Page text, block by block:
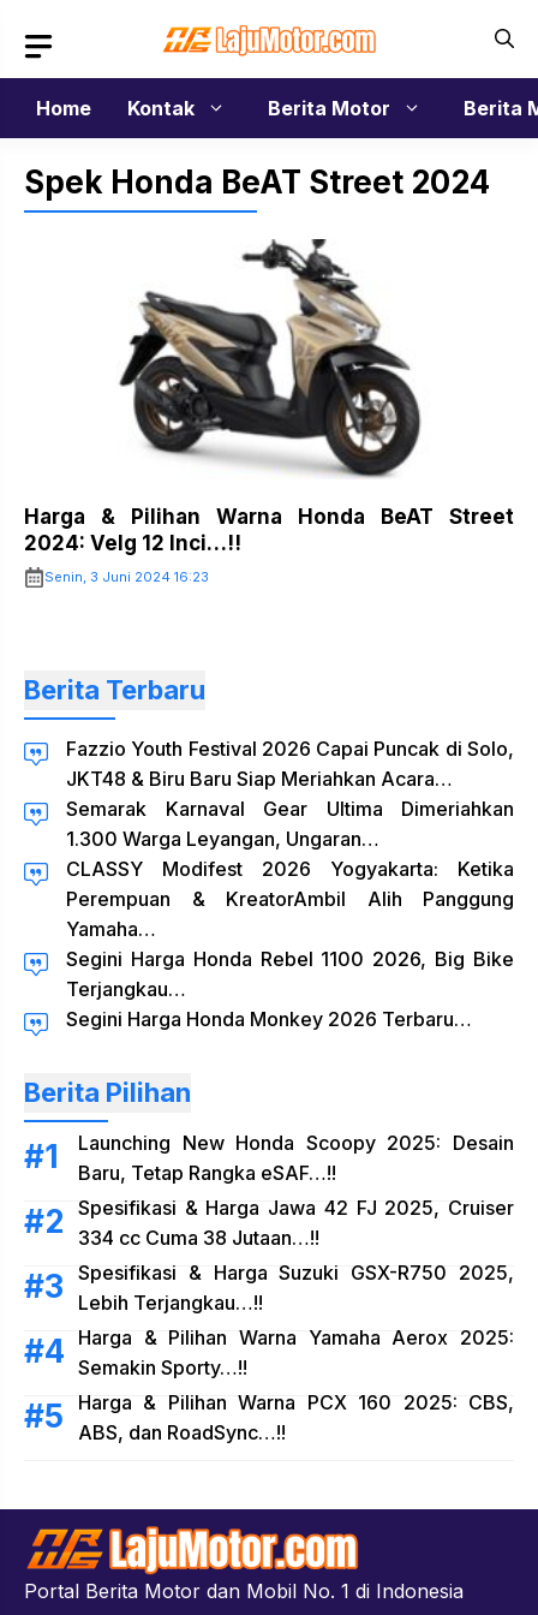
isi
Home
Kontak Berita Motor Berita
Spek Honda BeAT Street 2024
Harga & Pilihan Warna Honda BeAT Street
2024: Velg 12 Inci…!!
Senin, 3 Juni 2024 16:23
Berita Terbaru
Fazzio Youth Festival 2026 Capai Puncak di Solo,
JKT48 & Biru Baru Siap Meriahkan Acara…
Semarak Karnaval Gear Ultima Dimeriahkan
1.300 Warga Leyangan, Ungaran…
CLASSY Modifest 2026 Yogyakarta: Ketika
Perempuan & KreatorAmbil Alih Panggung
Yamaha…
Segini Harga Honda Rebel 1100 2026, Big Bike
Terjangkau…
Segini Harga Honda Monkey 2026 Terbaru…
Berita Pilihan
Launching New Honda Scoopy 2025: Desain
Baru, Tetap Rangka eSAF…!!
Spesifikasi & Harga Jawa 42 FJ 2025, Cruiser
334 cc Cuma 38 Jutaan…!!
Spesifikasi & Harga Suzuki GSX-R750 2025,
Lebih Terjangkau…!!
Harga & Pilihan Warna Yamaha Aerox 2025:
Semakin Sporty…!!
Harga & Pilihan Warna PCX 160 2025: CBS,
ABS, dan RoadSync…!!
Portal Berita Motor dan Mobil No. 1 di Indonesia